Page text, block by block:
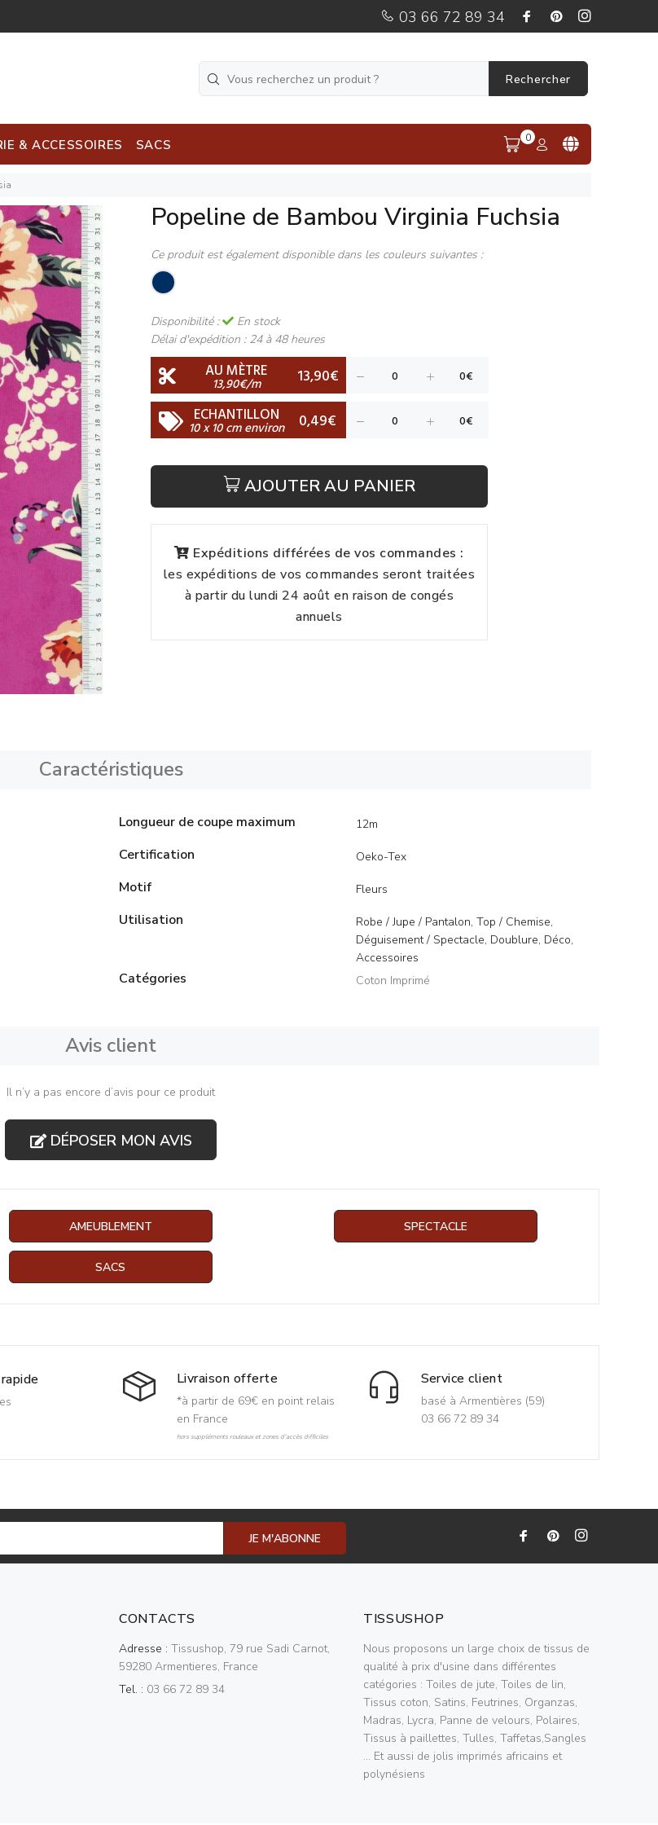
03 66 72 89 34
Rechercher
& ACCESSOIRES SACS 0
Popeline de Bambou Virginia Fuchsia
Ce produit est également disponible dans les couleurs suivantes :
Disponibilité :
En stock
Délai d'expédition : 24 à 48 heures
AU MÈTRE
13,90€/m 13,90€
ECHANTILLON
10 x 10 cm environ 0,49€
AJOUTER AU PANIER
Expéditions différées de vos commandes :
les expéditions de vos commandes seront traitées
à partir du lundi 24 août en raison de congés
annuels
Caractéristiques
Longueur de coupe maximum 12m
Certification Oeko-Tex
Motif Fleurs
Utilisation
Robe / Jupe / Pantalon, Top / Chemise,
Déguisement / Spectacle, Doublure, Déco,
Accessoires
Catégories Coton Imprimé
Avis client
Il n’y a pas encore d’avis pour ce produit
DÉPOSER MON AVIS
AMEUBLEMENT SPECTACLE
SACS
Livraison offerte
*à partir de 69€ en point relais
en France
hors suppléments rouleaux et zones d'accès difficiles
Service client
basé à Armentières (59)
03 66 72 89 34
JE M'ABONNE
CONTACTS
Adresse : Tissushop, 79 rue Sadi Carnot,
59280 Armentieres, France
Tel. : 03 66 72 89 34
TISSUSHOP
Nous proposons un large choix de tissus de
qualité à prix d'usine dans différentes
catégories : Toiles de jute, Toiles de lin,
Tissus coton, Satins, Feutrines, Organzas,
Madras, Lycra, Panne de velours, Polaires,
Tissus à paillettes, Tulles, Taffetas,Sangles
... Et aussi de jolis imprimés africains et
polynésiens